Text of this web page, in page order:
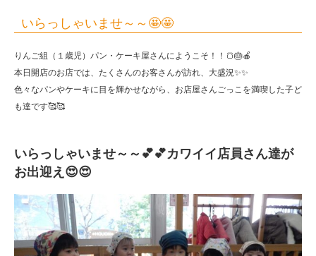
いらっしゃいませ～～🤩🤩
りんご組（１歳児）パン・ケーキ屋さんにようこそ！！🍞🎂🍎
本日開店のお店では、たくさんのお客さんが訪れ、大盛況✨✨
色々なパンやケーキに目を輝かせながら、お店屋さんごっこを満喫した子ど
も達です🥰🥰
いらっしゃいませ～～💕💕カワイイ店員さん達が
お出迎え😍😍